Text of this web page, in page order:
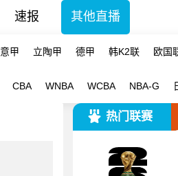
速报 其他直播
意甲 立陶甲 德甲 韩K2联 欧国
CBA WNBA WCBA NBA-G
热门联赛